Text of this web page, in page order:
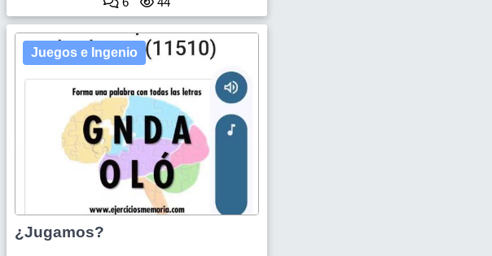
Juegos e Ingenio
¿Jugamos?